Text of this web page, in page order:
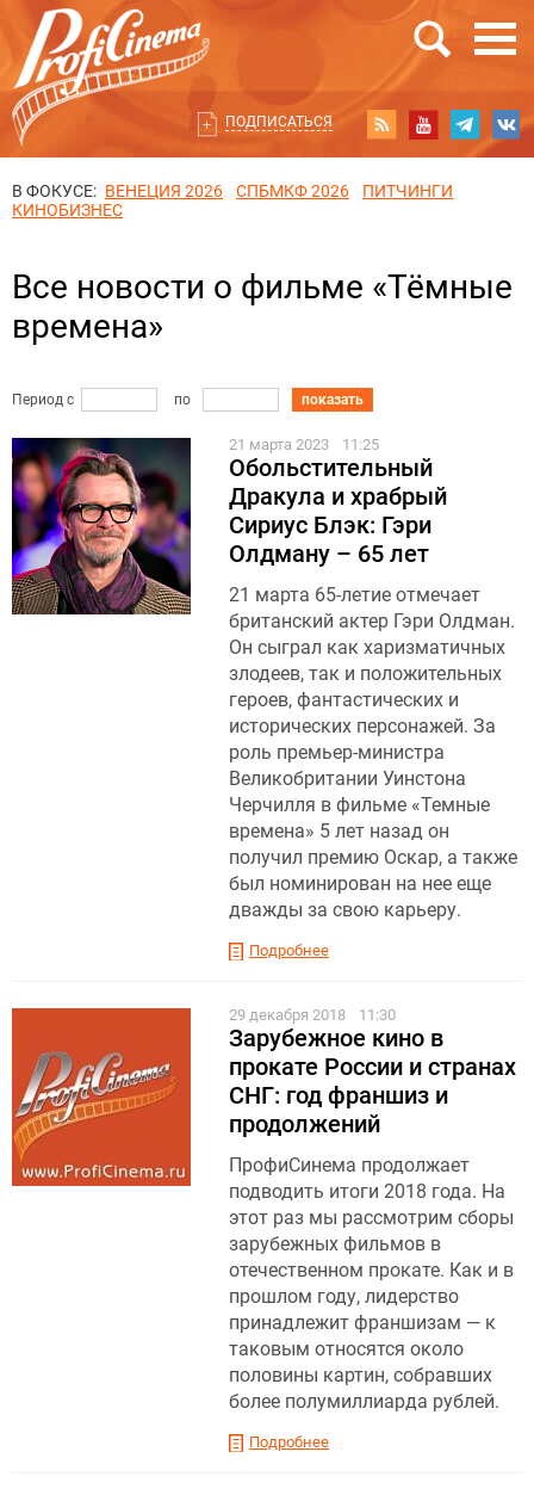
ПОДПИСАТЬСЯ
В ФОКУСЕ: ВЕНЕЦИЯ 2026 СПБМКФ 2026
ПИТЧИНГИ
КИНОБИЗНЕС
Все новости о фильме «Тёмные
времена»
Период с по показать
21 марта 2023 11:25
Обольстительный
Дракула и храбрый
Сириус Блэк: Гэри
Олдману – 65 лет
21 марта 65-летие отмечает
британский актер Гэри Олдман.
Он сыграл как харизматичных
злодеев, так и положительных
героев, фантастических и
исторических персонажей. За
роль премьер-министра
Великобритании Уинстона
Черчилля в фильме «Темные
времена» 5 лет назад он
получил премию Оскар, а также
был номинирован на нее еще
дважды за свою карьеру.
Подробнее
29 декабря 2018 11:30
Зарубежное кино в
прокате России и странах
СНГ: год франшиз и
продолжений
ПрофиСинема продолжает
подводить итоги 2018 года. На
этот раз мы рассмотрим сборы
зарубежных фильмов в
отечественном прокате. Как и в
прошлом году, лидерство
принадлежит франшизам — к
таковым относятся около
половины картин, собравших
более полумиллиарда рублей.
Подробнее